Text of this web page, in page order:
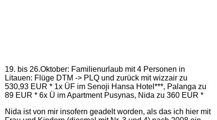
19. bis 26.Oktober: Familienurlaub mit 4 Personen in
Litauen: Flüge DTM -> PLQ und zurück mit wizzair zu
530,93 EUR * 1x ÜF im Senoji Hansa Hotel***, Palanga zu
89 EUR * 6x Ü im Apartment Pusynas, Nida zu 360 EUR *
Nida ist von mir insofern geadelt worden, als das ich hier mit